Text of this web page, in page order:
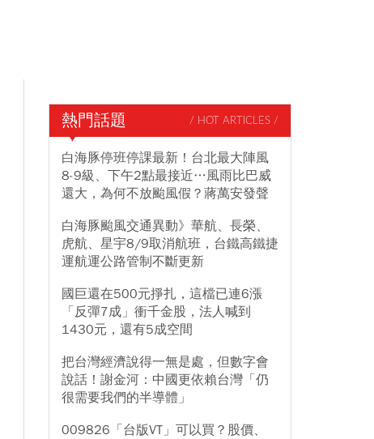
熱門話題 / HOT ARTICLES /
白海豚停班停課最新！台北最大陣風
8-9級、下午2點最接近…風雨比巴威
還大，為何不放颱風假？蔣萬安發聲
白海豚颱風交通異動》華航、長榮、
虎航、星宇8/9取消航班，台鐵高鐵捷
運航運公路管制不斷更新
國巨還在500元掙扎，這檔已連6漲
「反彈7成」衝千金股，法人喊到
1430元，還有5成空間
把台灣經濟說得一無是處，但數字會
說話！謝金河：中國更依賴台灣「仍
很需要我們的半導體」
009826「台版VT」可以買？股價、